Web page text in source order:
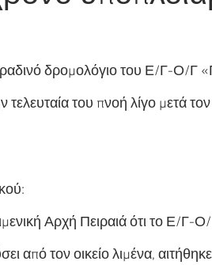
δρομολόγιο του Ε/Γ-Ο/
του πνοή λίγο μετά
Αρχή Πειραιά ότι το Ε/
από τον οικείο λιμένα,